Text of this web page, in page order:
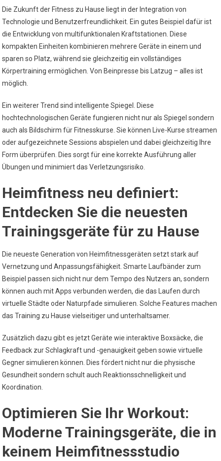
Die Zukunft der Fitness zu Hause liegt in der Integration von
Technologie und Benutzerfreundlichkeit. Ein gutes Beispiel dafür ist
die Entwicklung von multifunktionalen Kraftstationen. Diese
kompakten Einheiten kombinieren mehrere Geräte in einem und
sparen so Platz, während sie gleichzeitig ein vollständiges
Körpertraining ermöglichen. Von Beinpresse bis Latzug – alles ist
möglich.
Ein weiterer Trend sind intelligente Spiegel. Diese
hochtechnologischen Geräte fungieren nicht nur als Spiegel sondern
auch als Bildschirm für Fitnesskurse. Sie können Live-Kurse streamen
oder aufgezeichnete Sessions abspielen und dabei gleichzeitig Ihre
Form überprüfen. Dies sorgt für eine korrekte Ausführung aller
Übungen und minimiert das Verletzungsrisiko.
Heimfitness neu definiert:
Entdecken Sie die neuesten
Trainingsgeräte für zu Hause
Die neueste Generation von Heimfitnessgeräten setzt stark auf
Vernetzung und Anpassungsfähigkeit. Smarte Laufbänder zum
Beispiel passen sich nicht nur dem Tempo des Nutzers an, sondern
können auch mit Apps verbunden werden, die das Laufen durch
virtuelle Städte oder Naturpfade simulieren. Solche Features machen
das Training zu Hause vielseitiger und unterhaltsamer.
Zusätzlich dazu gibt es jetzt Geräte wie interaktive Boxsäcke, die
Feedback zur Schlagkraft und -genauigkeit geben sowie virtuelle
Gegner simulieren können. Dies fördert nicht nur die physische
Gesundheit sondern schult auch Reaktionsschnelligkeit und
Koordination.
Optimieren Sie Ihr Workout:
Moderne Trainingsgeräte, die in
keinem Heimfitnessstudio